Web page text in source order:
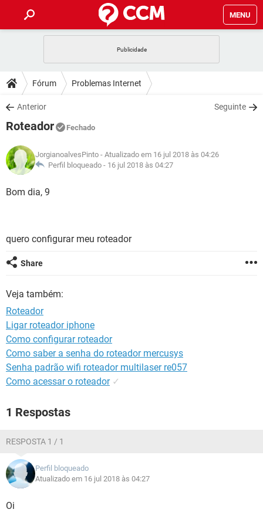
MENU
CELULAR FACEBOOK
OUTLOOK
INSTAGRAM
GUIA DE COMPRAS
DICAS
JOGOS WHATSAPP
INSTAGRAM GMAIL
GUIA DE COMPRAS
DOWNLOADS
JOGOS
CELULAR
OUTLOOK EXCEL
INSTAGRAM
JOGOS WHATSAPP
CELULAR
OUTLOOK
GUIA DE COMPRAS
GLOSSÁRIO
JOGOS
GUIA DE COMPRAS
Fórum Problemas Internet
Anterior Seguinte
Roteador Fechado
JorgianoalvesPinto - Atualizado em 16 jul 2018 às 04:26
Perfil bloqueado - 16 jul 2018 às 04:27
Bom dia, 9
quero configurar meu roteador
Share
Veja também:
Roteador
Ligar roteador iphone
Como configurar roteador
Como saber a senha do roteador mercusys
Senha padrão wifi roteador multilaser re057
Como acessar o roteador ✓
1 Respostas
RESPOSTA 1 / 1
Perfil bloqueado
Atualizado em 16 jul 2018 às 04:27
Oi